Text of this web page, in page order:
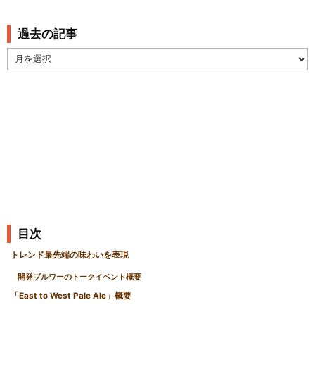
過去の記事
去
目次
トレンド最先端の味わいを表現
開発ブルワーのトークイベント概要
「East to West Pale Ale」概要